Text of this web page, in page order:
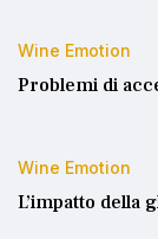
Wine Emotion
Problemi di
Wine Emotion
L’impatto della